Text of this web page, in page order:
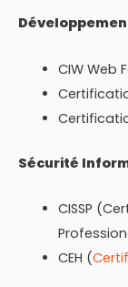
CIW Web
Sécurité
CISSP
CEH (